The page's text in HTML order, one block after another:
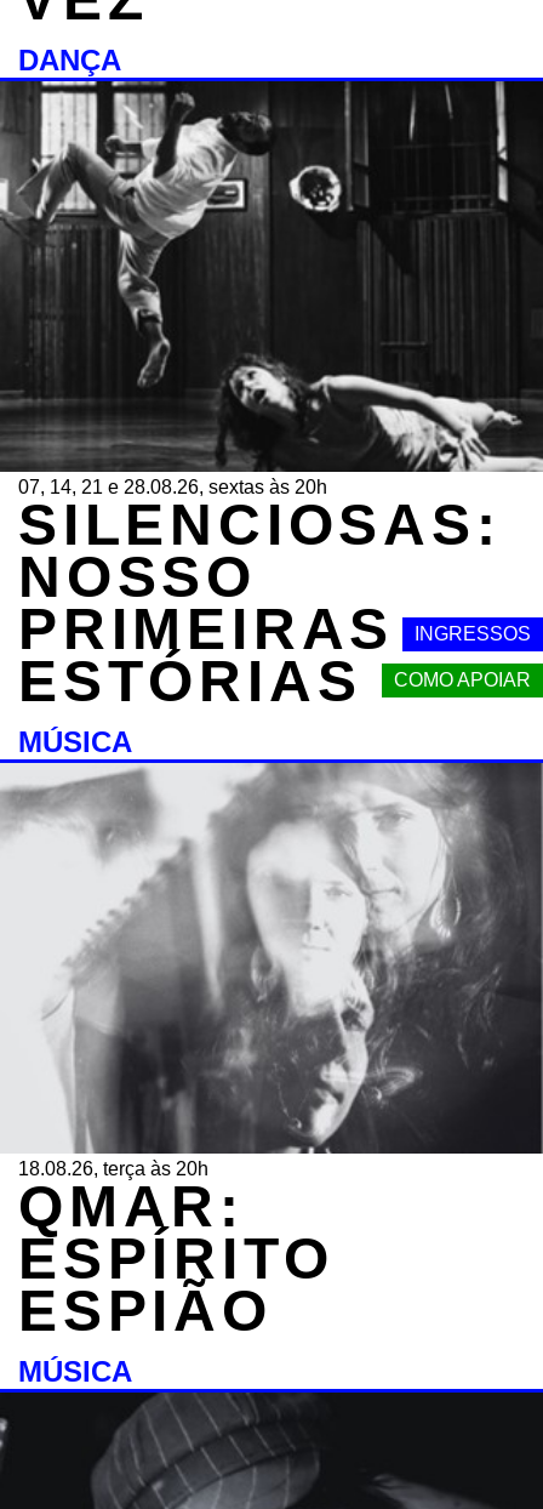
INGRESSOS
COMO APOIAR
DANÇA
07, 14, 21 e 28.08.26, sextas às 20h
SILENCIOSAS:
NOSSO
PRIMEIRAS
ESTÓRIAS
MÚSICA
18.08.26, terça às 20h
QMAR:
ESPÍRITO
ESPIÃO
MÚSICA